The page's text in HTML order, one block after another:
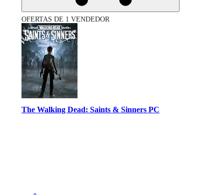
OFERTAS DE 1 VENDEDOR
The Walking Dead: Saints & Sinners PC